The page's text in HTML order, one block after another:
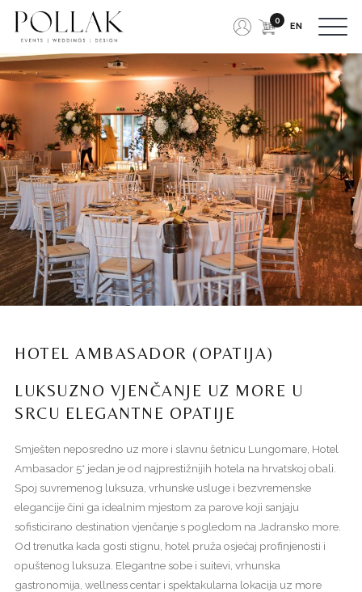
0
EN
HOTEL AMBASADOR (OPATIJA)
LUKSUZNO VJENČANJE UZ MORE U
SRCU ELEGANTNE OPATIJE
Smješten neposredno uz more i slavnu šetnicu Lungomare, Hotel
Ambasador 5* jedan je od najprestižnijih hotela na hrvatskoj obali.
Spoj suvremenog luksuza, vrhunske usluge i bezvremenske
elegancije čini ga idealnim mjestom za parove koji sanjaju
sofisticirano destination vjenčanje s pogledom na Jadransko more.
Od trenutka kada gosti stignu, hotel pruža osjećaj profinjenosti i
opuštenog luksuza. Elegantne sobe i suitevi, vrhunska
gastronomija, wellness centar i spektakularna lokacija uz more